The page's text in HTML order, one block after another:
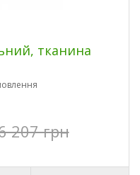
тканина
207 грн